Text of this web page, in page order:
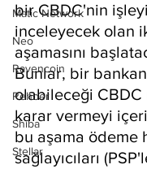
Matic Network
Neo
Ravencoin
Rehber
Shiba
Stellar
bir CBDC'nin
inceleyecek olan
aşamasını
Bunlar, bir
olabileceği CBDC
karar vermeyi
bu aşama ödeme
sağlayıcıları